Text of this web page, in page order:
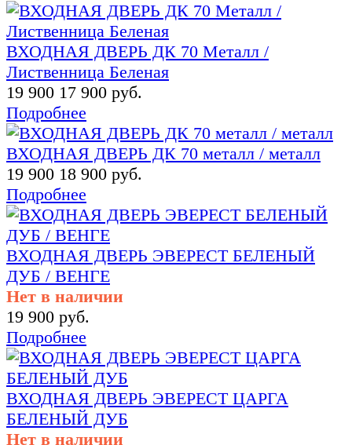
ВХОДНАЯ ДВЕРЬ ДК 70 Металл /
Лиственница Беленая
19 900 17 900 руб.
Подробнее
ВХОДНАЯ ДВЕРЬ ДК 70 металл / металл
19 900 18 900 руб.
Подробнее
ВХОДНАЯ ДВЕРЬ ЭВЕРЕСТ БЕЛЕНЫЙ
ДУБ / ВЕНГЕ
Нет в наличии
19 900 руб.
Подробнее
ВХОДНАЯ ДВЕРЬ ЭВЕРЕСТ ЦАРГА
БЕЛЕНЫЙ ДУБ
Нет в наличии